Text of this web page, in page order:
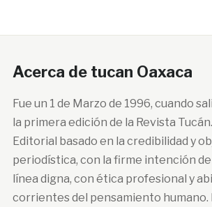
Acerca de tucan Oaxaca
Fue un 1 de Marzo de 1996, cuando
la primera edición de la Revista
Editorial basado en la credibilidad y
periodística, con la firme intención
línea digna, con ética profesional y
corrientes del pensamiento humano.